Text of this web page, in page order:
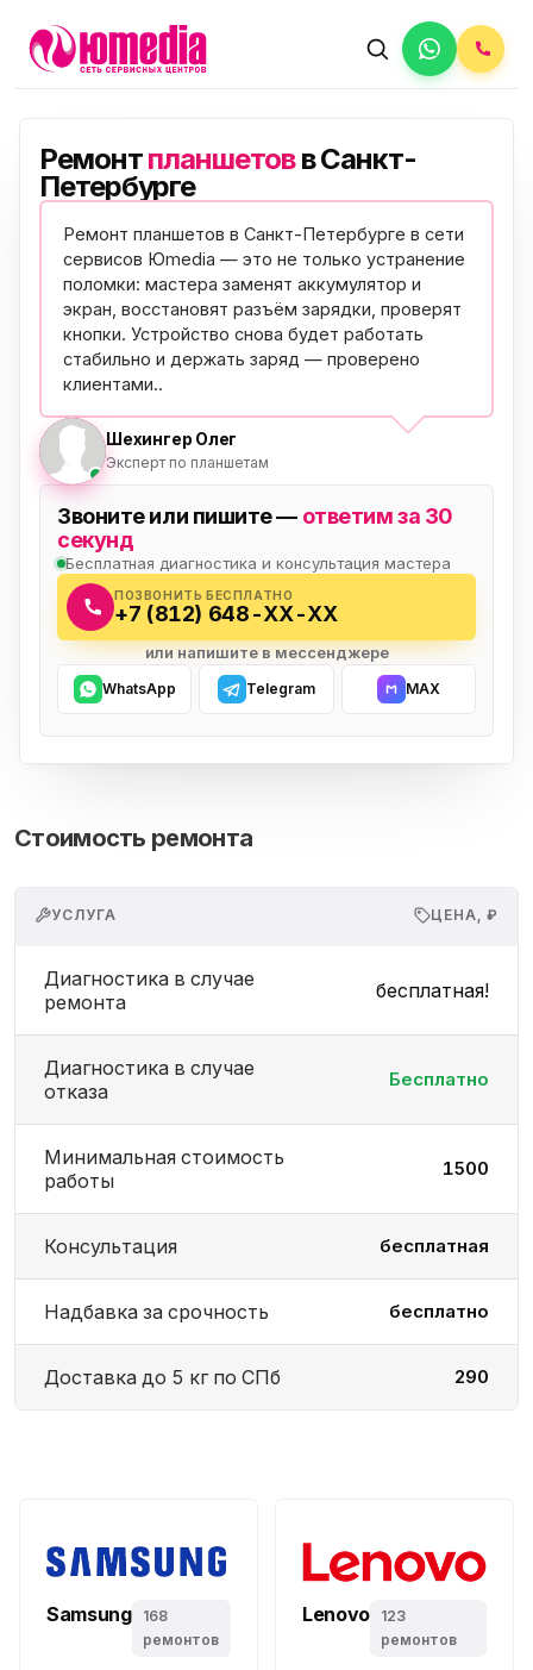
Ремонтпланшетовв Санкт-
Петербурге
Ремонт планшетов в Санкт-Петербурге в сети
сервисов Юmedia — это не только устранение
поломки: мастера заменят аккумулятор и
экран, восстановят разъём зарядки, проверят
кнопки. Устройство снова будет работать
стабильно и держать заряд — проверено
клиентами..
Шехингер Олег
Эксперт по планшетам
Звоните или пишите — ответим за 30
секунд
Бесплатная диагностика и консультация мастера
ПОЗВОНИТЬ БЕСПЛАТНО
+7 (812) 648-XX-XX
или напишите в мессенджере
WhatsApp Telegram MAX
Стоимость ремонта
УСЛУГА ЦЕНА, ₽
Диагностика в случае
ремонта
бесплатная!
Диагностика в случае
отказа
Бесплатно
Минимальная стоимость
работы
1500
Консультация бесплатная
Надбавка за срочность бесплатно
Доставка до 5 кг по СПб 290
Samsung
168
ремонтов
Lenovo
123
ремонтов